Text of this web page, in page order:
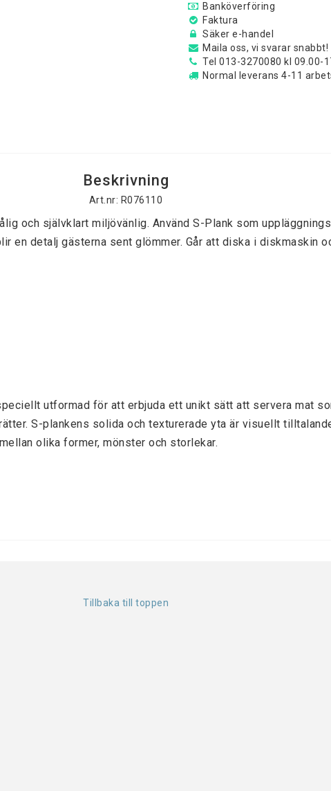
Banköverföring
Faktura
Säker e-handel
Maila oss, vi svarar snabbt!
Tel 013-3270080 kl 09.00-
Normal leverans 4-11
Beskrivning
Art.nr: R076110
och självklart miljövänlig. Använd S-Plank som
en detalj gästerna sent glömmer. Går att diska i diskmaskin
utformad för att erbjuda ett unikt sätt att servera mat
S-plankens solida och texturerade yta är visuellt
olika former, mönster och storlekar.
Tillbaka till toppen